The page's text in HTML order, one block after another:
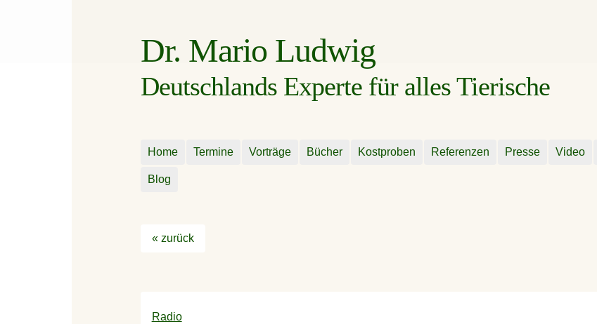
Dr. Mario Ludwig
Deutschlands Experte für alles Tierische
Home Termine Vorträge Bücher Kostproben Referenzen Presse Video
Blog
« zurück
Radio